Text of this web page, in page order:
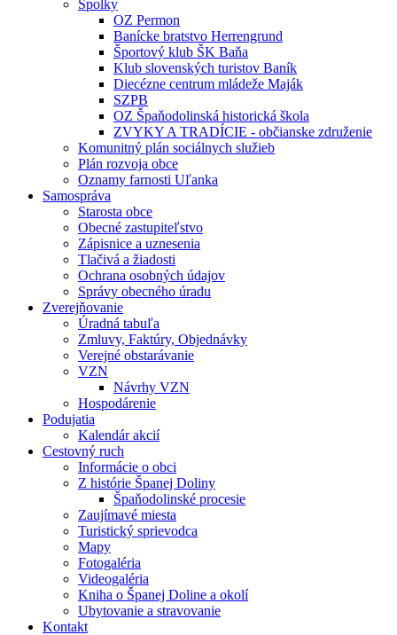
Spolky
OZ Permon
Banícke bratstvo Herrengrund
Športový klub ŠK Baňa
Klub slovenských turistov Baník
Diecézne centrum mládeže Maják
SZPB
OZ Špaňodolinská historická škola
ZVYKY A TRADÍCIE - občianske združenie
Komunitný plán sociálnych služieb
Plán rozvoja obce
Oznamy farnosti Uľanka
Samospráva
Starosta obce
Obecné zastupiteľstvo
Zápisnice a uznesenia
Tlačivá a žiadosti
Ochrana osobných údajov
Správy obecného úradu
Zverejňovanie
Úradná tabuľa
Zmluvy, Faktúry, Objednávky
Verejné obstarávanie
VZN
Návrhy VZN
Hospodárenie
Podujatia
Kalendár akcií
Cestovný ruch
Informácie o obci
Z histórie Španej Doliny
Špaňodolinské procesie
Zaujímavé miesta
Turistický sprievodca
Mapy
Fotogaléria
Videogaléria
Kniha o Španej Doline a okolí
Ubytovanie a stravovanie
Kontakt